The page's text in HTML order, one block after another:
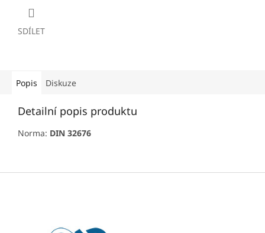
SDÍLET
Popis Diskuze
Detailní popis produktu
Norma: DIN 32676
Z